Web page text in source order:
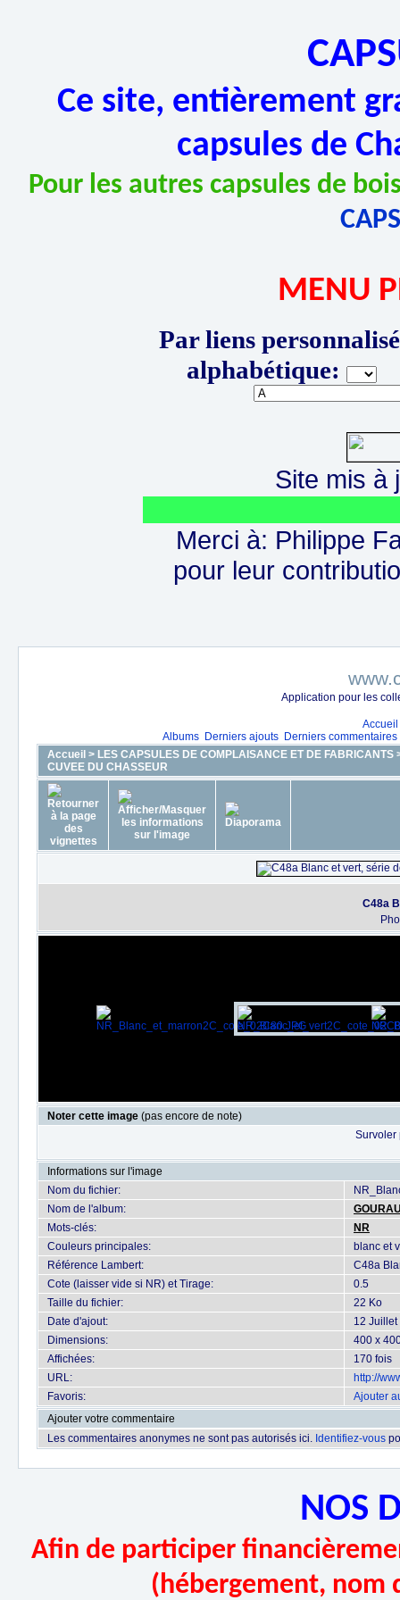
Ce site, entièrement
capsules de
Pour les autres capsules de
MENU
Par liens
alphabétique:
Site mis à
Merci à: Philippe
pour leur
Application pour les
Accueil
Albums Derniers ajouts Derniers commentaires
Accueil > LES CAPSULES DE COMPLAISANCE ET DE FABRICANTS
CUVEE DU CHASSEUR
C48a
Noter cette image (pas encore de note)
Survoler
Informations sur l'image
Nom du fichier:
Nom de l'album:
Mots-clés:
NR
Couleurs principales:
blanc et
Référence Lambert:
C48a
Cote (laisser vide si NR) et Tirage:
0.5
Taille du fichier:
22 Ko
Date d'ajout:
12 Juillet
Dimensions:
400 x
Affichées:
170 fois
URL:
http://
Favoris:
Ajouter
Ajouter votre commentaire
Les commentaires anonymes ne sont pas autorisés ici. Identifiez-vous
NOS
Afin de participer
(hébergement,